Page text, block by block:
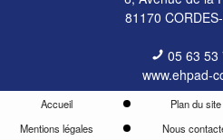
81170
05 63 53
www.ehpad-
Accueil Plan du site
Mentions légales
Nous